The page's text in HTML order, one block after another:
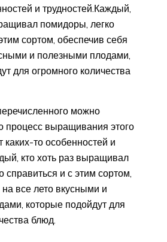
и трудностей.Каждый,
помидоры, легко
сортом, обеспечив себя
и полезными плодами,
для огромного количества
можно
процесс выращивания этого
каких-то особенностей и
кто хоть раз выращивал
справиться и с этим сортом,
все лето вкусными и
которые подойдут для
блюд.